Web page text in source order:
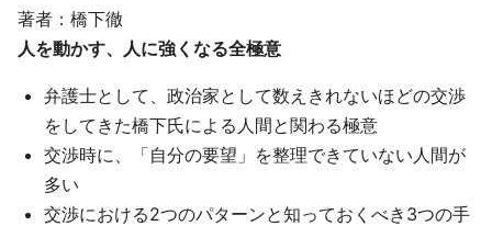
著者：橋下徹
人を動かす、人に強くなる全極意
弁護士として、政治家として数えきれないほどの交渉
をしてきた橋下氏による人間と関わる極意
交渉時に、「自分の要望」を整理できていない人間が
多い
交渉における2つのパターンと知っておくべき3つの手